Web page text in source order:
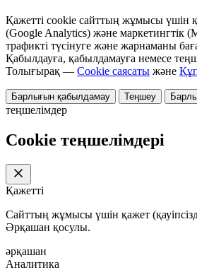
Қажетті cookie сайттың жұмысы үшін
(Google Analytics) және маркетингтік
трафикті түсінуге және жарнаманы
Қабылдауға, қабылдамауға немесе
Толығырақ — Cookie саясаты және
Барлығын қабылдамау Теңшеу
теңшелімдер
Cookie теңшелімдері
Қажетті
Сайттың жұмысы үшін қажет
Әрқашан қосулы.
әрқашан
Аналитика